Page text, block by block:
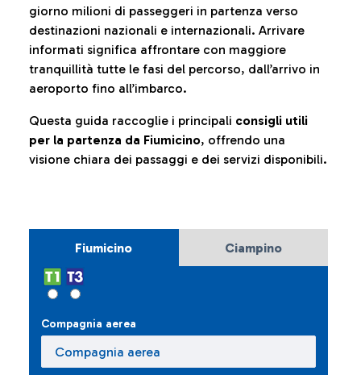
giorno milioni di passeggeri in partenza verso
destinazioni nazionali e internazionali. Arrivare
informati significa affrontare con maggiore
tranquillità tutte le fasi del percorso, dall’arrivo in
aeroporto fino all’imbarco.
Questa guida raccoglie i principali consigli utili
per la partenza da Fiumicino, offrendo una
visione chiara dei passaggi e dei servizi disponibili.
Fiumicino Ciampino
Compagnia aerea